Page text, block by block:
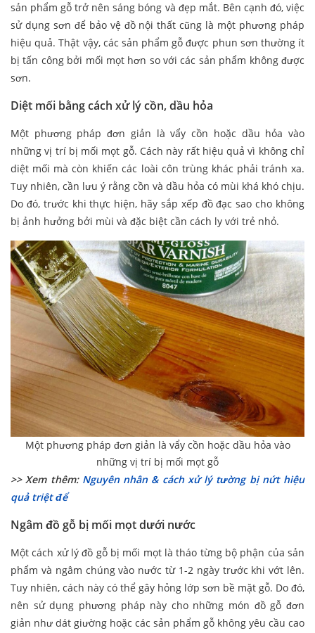
sản phẩm gỗ trở nên sáng bóng và đẹp mắt. Bên cạnh đó, việc
sử dụng sơn để bảo vệ đồ nội thất cũng là một phương pháp
hiệu quả. Thật vậy, các sản phẩm gỗ được phun sơn thường ít
bị tấn công bởi mối mọt hơn so với các sản phẩm không được
sơn.
Diệt mối bằng cách xử lý cồn, dầu hỏa
Một phương pháp đơn giản là vẩy cồn hoặc dầu hỏa vào
những vị trí bị mối mọt gỗ. Cách này rất hiệu quả vì không chỉ
diệt mối mà còn khiến các loài côn trùng khác phải tránh xa.
Tuy nhiên, cần lưu ý rằng cồn và dầu hỏa có mùi khá khó chịu.
Do đó, trước khi thực hiện, hãy sắp xếp đồ đạc sao cho không
bị ảnh hưởng bởi mùi và đặc biệt cần cách ly với trẻ nhỏ.
Một phương pháp đơn giản là vẩy cồn hoặc dầu hỏa vào
những vị trí bị mối mọt gỗ
>> Xem thêm: Nguyên nhân & cách xử lý tường bị nứt hiệu
quả triệt để
Ngâm đồ gỗ bị mối mọt dưới nước
Một cách xử lý đồ gỗ bị mối mọt là tháo từng bộ phận của sản
phẩm và ngâm chúng vào nước từ 1-2 ngày trước khi vớt lên.
Tuy nhiên, cách này có thể gây hỏng lớp sơn bề mặt gỗ. Do đó,
nên sử dụng phương pháp này cho những món đồ gỗ đơn
giản như dát giường hoặc các sản phẩm gỗ không yêu cầu cao